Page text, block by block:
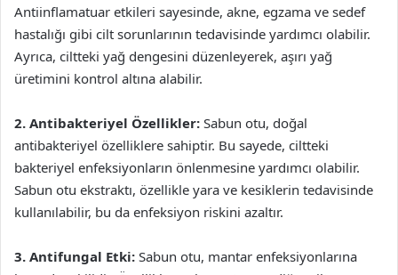
Antiinflamatuar etkileri sayesinde, akne, egzama ve sedef
hastalığı gibi cilt sorunlarının tedavisinde yardımcı olabilir.
Ayrıca, ciltteki yağ dengesini düzenleyerek, aşırı yağ
üretimini kontrol altına alabilir.
2. Antibakteriyel Özellikler: Sabun otu, doğal
antibakteriyel özelliklere sahiptir. Bu sayede, ciltteki
bakteriyel enfeksiyonların önlenmesine yardımcı olabilir.
Sabun otu ekstraktı, özellikle yara ve kesiklerin tedavisinde
kullanılabilir, bu da enfeksiyon riskini azaltır.
3. Antifungal Etki: Sabun otu, mantar enfeksiyonlarına